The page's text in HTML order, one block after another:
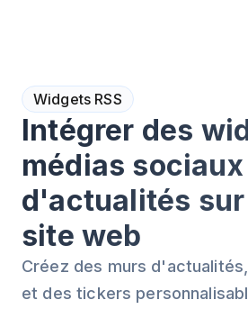
Widgets RSS
Intégrer des
médias
d'actualités
site web
Créez des murs
et des tickers